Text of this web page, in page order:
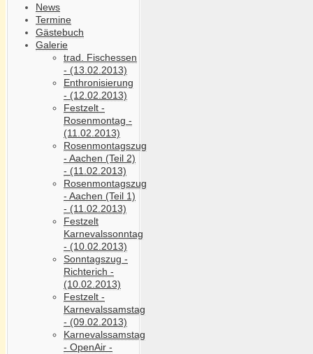
News
Termine
Gästebuch
Galerie
trad. Fischessen
- (13.02.2013)
Enthronisierung
- (12.02.2013)
Festzelt -
Rosenmontag -
(11.02.2013)
Rosenmontagszug
- Aachen (Teil 2)
- (11.02.2013)
Rosenmontagszug
- Aachen (Teil 1)
- (11.02.2013)
Festzelt
Karnevalssonntag
- (10.02.2013)
Sonntagszug -
Richterich -
(10.02.2013)
Festzelt -
Karnevalssamstag
- (09.02.2013)
Karnevalssamstag
- OpenAir -